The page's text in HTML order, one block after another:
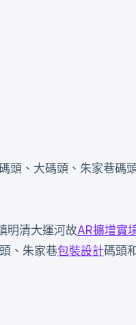
頭、大碼頭、朱家巷碼
明清大運河故AR擴增實
、朱家巷包裝設計碼頭